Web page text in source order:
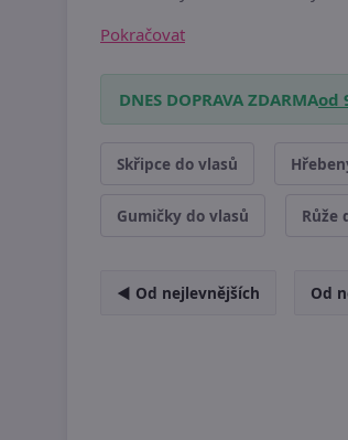
Pokračovat
DNES DOPRAVA ZDARMAod
Skřipce do vlasů
Gumičky do vlasů Růže
◄ Od nejlevnějších Od